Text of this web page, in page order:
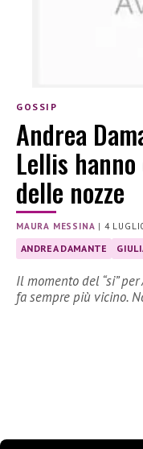
GOSSIP
Andrea
Lellis
delle nozze
MAURA MESSINA | 4
ANDREA DAMANTE
Il momento del “si”
fa sempre più vicino.